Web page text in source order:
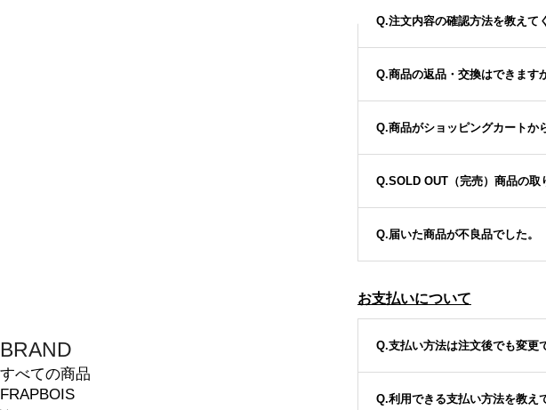
BRAND
すべての商品
FRAPBOIS
Q.注文内容の確認方法を教えて
Q.商品の返品・交換はできます
Q.商品がショッピングカートか
Q.SOLD OUT（完売）商品の取
Q.届いた商品が不良品でした。
お支払いについて
Q.支払い方法は注文後でも変更
Q.利用できる支払い方法を教え